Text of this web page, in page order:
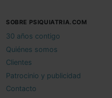
SOBRE PSIQUIATRIA.COM
30 años contigo
Quiénes somos
Clientes
Patrocinio y publicidad
Contacto